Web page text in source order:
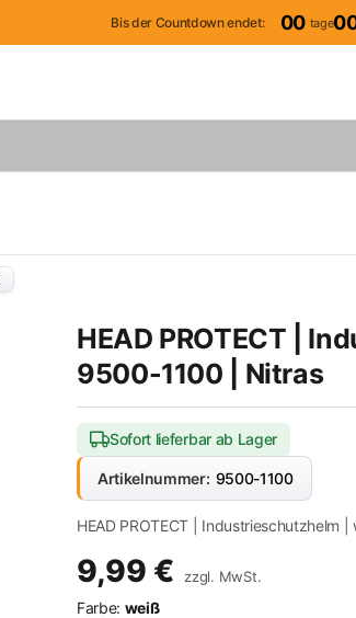
Bis der Countdown endet: 00 tage
HEAD PROTECT |
9500-1100 | Nitras
Sofort lieferbar ab Lager
Artikelnummer: 9500-1100
HEAD PROTECT | Industrieschutzhelm
9,99 € zzgl. MwSt.
Farbe: weiß